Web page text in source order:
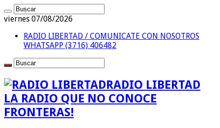
viernes 07/08/2026
RADIO LIBERTAD / COMUNICATE CON NOSOTROS
WHATSAPP (3716) 406482
RADIO LIBERTAD
LA RADIO QUE NO CONOCE
FRONTERAS!